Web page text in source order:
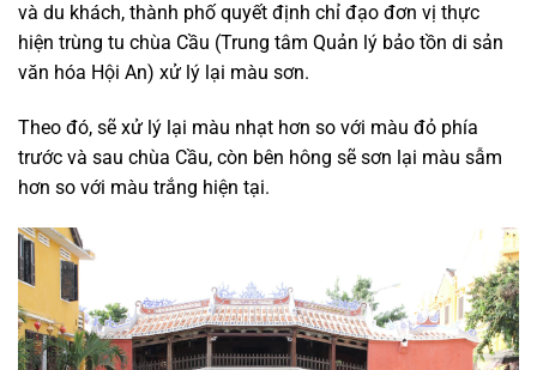
và du khách, thành phố quyết định chỉ đạo đơn vị thực
hiện trùng tu chùa Cầu (Trung tâm Quản lý bảo tồn di sản
văn hóa Hội An) xử lý lại màu sơn.
Theo đó, sẽ xử lý lại màu nhạt hơn so với màu đỏ phía
trước và sau chùa Cầu, còn bên hông sẽ sơn lại màu sẫm
hơn so với màu trắng hiện tại.